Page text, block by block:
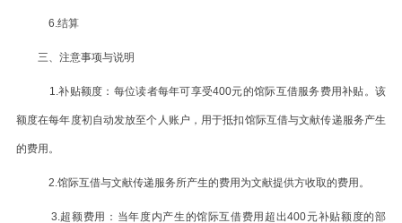
6.结算
三、注意事项与说明
1.补贴额度：每位读者每年可享受400元的馆际互借服务费用补贴。该
额度在每年度初自动发放至个人账户，用于抵扣馆际互借与文献传递服务产生
的费用。
2.馆际互借与文献传递服务所产生的费用为文献提供方收取的费用。
3.超额费用：当年度内产生的馆际互借费用超出400元补贴额度的部